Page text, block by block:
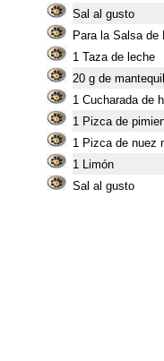
Sal al gusto
Para la Salsa de
1 Taza de leche
20 g de
1 Cucharada de
1 Pizca de
1 Pizca de nuez
1 Limón
Sal al gusto